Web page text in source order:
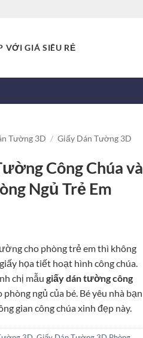
VỚI GIÁ SIÊU RẺ
Tường 3D / Giấy Dán Tường 3D
Công Chúa và
Ngủ Trẻ Em
cho phòng trẻ em thì không
họa tiết hoạt hình công chúa.
chị mẫu giấy dán tường công
phòng ngủ của bé. Bé yêu nhà bạn
gian công chúa xinh đẹp này.